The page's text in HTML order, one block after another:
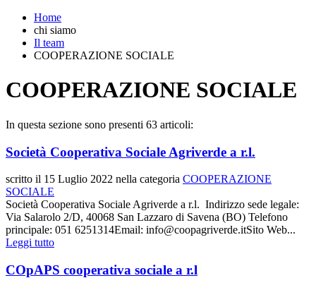
Home
chi siamo
Il team
COOPERAZIONE SOCIALE
COOPERAZIONE SOCIALE
In questa sezione sono presenti 63 articoli:
Società Cooperativa Sociale Agriverde a r.l.
scritto il 15 Luglio 2022 nella categoria COOPERAZIONE
SOCIALE
Società Cooperativa Sociale Agriverde a r.l. Indirizzo sede legale:
Via Salarolo 2/D, 40068 San Lazzaro di Savena (BO) Telefono
principale: 051 6251314Email: info@coopagriverde.itSito Web...
Leggi tutto
COpAPS cooperativa sociale a r.l